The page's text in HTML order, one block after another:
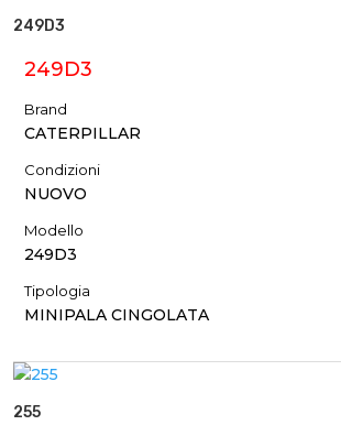
249D3
249D3
Brand
CATERPILLAR
Condizioni
NUOVO
Modello
249D3
Tipologia
MINIPALA CINGOLATA
255